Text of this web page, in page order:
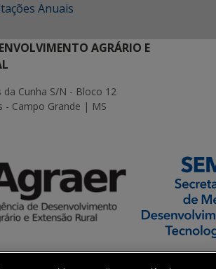
Anuais
AGRÁRIO E
da Cunha S/N - Bloco 12
- Campo Grande | MS